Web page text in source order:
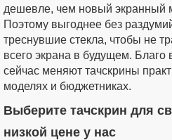
дешевле, чем новый экранный
Поэтому выгоднее без
треснувшие стекла, чтобы не
всего экрана в будущем. Благо
сейчас меняют тачскрины
моделях и бюджетниках.
Выберите тачскрин для
низкой цене у нас